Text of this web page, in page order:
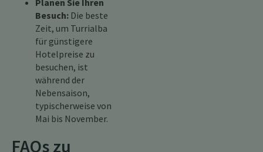
Planen Sie Ihren
Besuch: Die beste
Zeit, um Turrialba
für günstigere
Hotelpreise zu
besuchen, ist
während der
Nebensaison,
typischerweise von
Mai bis November.
FAQs zu